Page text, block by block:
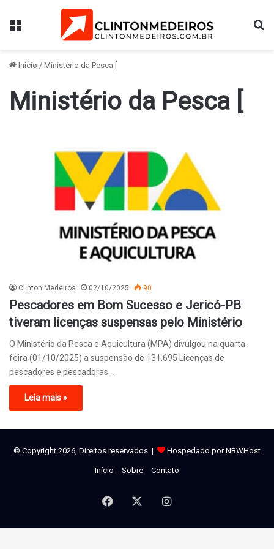
Menu
Início / Ministério da Pesca [
Ministério da Pesca [
Clinton Medeiros 02/10/2025 90
Pescadores em Bom Sucesso e Jericó-PB
tiveram licenças suspensas pelo Ministério
O Ministério da Pesca e Aquicultura (MPA) divulgou na quarta-
feira (01/10/2025) a suspensão de 131.695 Licenças de
pescadores e pescadoras…
Leia mais »
© Copyright 2026, Direitos reservados | Hospedado por NBWHost
Início Sobre Contato
Facebook Instagram